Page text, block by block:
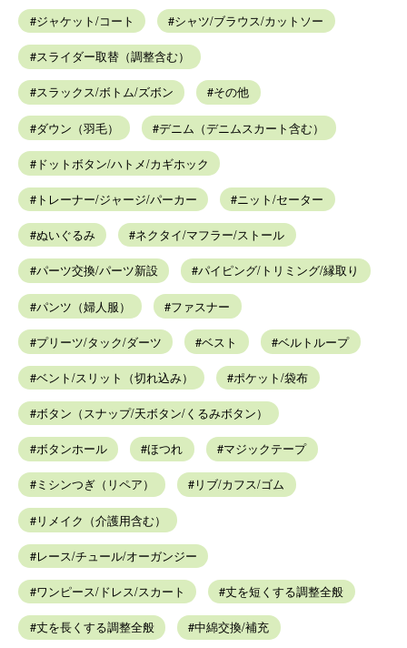
ジャケット/コート シャツ/ブラウス/カットソー
スライダー取替（調整含む）
スラックス/ボトム/ズボン その他
ダウン（羽毛） デニム（デニムスカート含む）
ドットボタン/ハトメ/カギホック
トレーナー/ジャージ/パーカー ニット/セーター
ぬいぐるみ ネクタイ/マフラー/ストール
パーツ交換/パーツ新設 パイピング/トリミング/縁取り
パンツ（婦人服） ファスナー
プリーツ/タック/ダーツ ベスト ベルトループ
ベント/スリット（切れ込み） ポケット/袋布
ボタン（スナップ/天ボタン/くるみボタン）
ボタンホール ほつれ マジックテープ
ミシンつぎ（リペア） リブ/カフス/ゴム
リメイク（介護用含む）
レース/チュール/オーガンジー
ワンピース/ドレス/スカート 丈を短くする調整全般
丈を長くする調整全般 中綿交換/補充